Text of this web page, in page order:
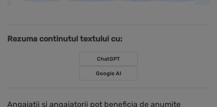
Rezuma continutul textului cu:
ChatGPT
Google AI
Angajatii si angajatorii pot beneficia de anumite